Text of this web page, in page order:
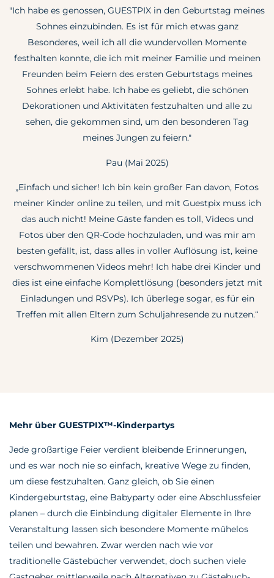
"Ich habe es genossen, GUESTPIX in den Geburtstag meines
Sohnes einzubinden. Es ist für mich etwas ganz
Besonderes, weil ich all die wundervollen Momente
festhalten konnte, die ich mit meiner Familie und meinen
Freunden beim Feiern des ersten Geburtstags meines
Sohnes erlebt habe. Ich habe es geliebt, die schönen
Dekorationen und Aktivitäten festzuhalten und alle zu
sehen, die gekommen sind, um den besonderen Tag
meines Jungen zu feiern."
Pau (Mai 2025)
„Einfach und sicher! Ich bin kein großer Fan davon, Fotos
meiner Kinder online zu teilen, und mit Guestpix muss ich
das auch nicht! Meine Gäste fanden es toll, Videos und
Fotos über den QR-Code hochzuladen, und was mir am
besten gefällt, ist, dass alles in voller Auflösung ist, keine
verschwommenen Videos mehr! Ich habe drei Kinder und
dies ist eine einfache Komplettlösung (besonders jetzt mit
Einladungen und RSVPs). Ich überlege sogar, es für ein
Treffen mit allen Eltern zum Schuljahresende zu nutzen.“
Kim (Dezember 2025)
Mehr über GUESTPIX™-Kinderpartys
Jede großartige Feier verdient bleibende Erinnerungen,
und es war noch nie so einfach, kreative Wege zu finden,
um diese festzuhalten. Ganz gleich, ob Sie einen
Kindergeburtstag, eine Babyparty oder eine Abschlussfeier
planen – durch die Einbindung digitaler Elemente in Ihre
Veranstaltung lassen sich besondere Momente mühelos
teilen und bewahren. Zwar werden nach wie vor
traditionelle Gästebücher verwendet, doch suchen viele